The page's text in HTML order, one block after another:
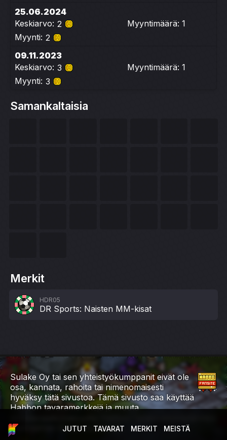
JUTUT TAVARAT MERKIT MEISTÄ
25.06.2024
Keskiarvo: 2
Myyntimäärä: 1
Myynti: 2
09.11.2023
Keskiarvo: 3
Myyntimäärä: 1
Myynti: 3
Samankaltaisia
Merkit
HDR05
DR Sports: Naisten MM-kisat
Sulake Oy tai sen yhteistyökumppanit eivät ole
osa, kannata, rahoita tai nimenomaisesti
hyväksy tätä sivustoa. Tämä sivusto saa käyttää
Habbon tavaramerkkejä ja muuta
myöntämän luvan mukaisesti.